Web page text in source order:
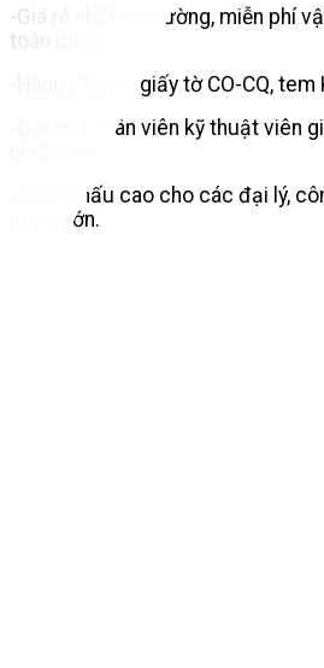
-Giá rẻ nhất thị trường, miễn phí
toàn quốc.
-Hàng đầy đủ giấy tờ CO-CQ, tem
-Đội ngũ nhân viên kỹ thuật viên
-Chiết khấu cao cho các đại lý,
lượng lớn.